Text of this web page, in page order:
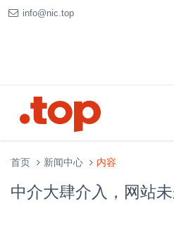
info@nic.top
首页 新闻中心 内容
中介大肆介入，网站